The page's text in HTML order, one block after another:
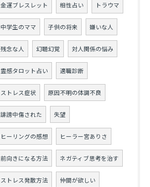
金運ブレスレット 相性占い トラウマ
中学生のママ 子供の将来 嫌いな人
残念な人 幻聴幻覚 対人関係の悩み
霊感タロット占い 適職診断
ストレス症状 原因不明の体調不良
誹謗中傷された 失望
ヒーリングの感想 ヒーラー宮ありさ
前向きになる方法 ネガティブ思考を治す
ストレス発散方法 仲間が欲しい